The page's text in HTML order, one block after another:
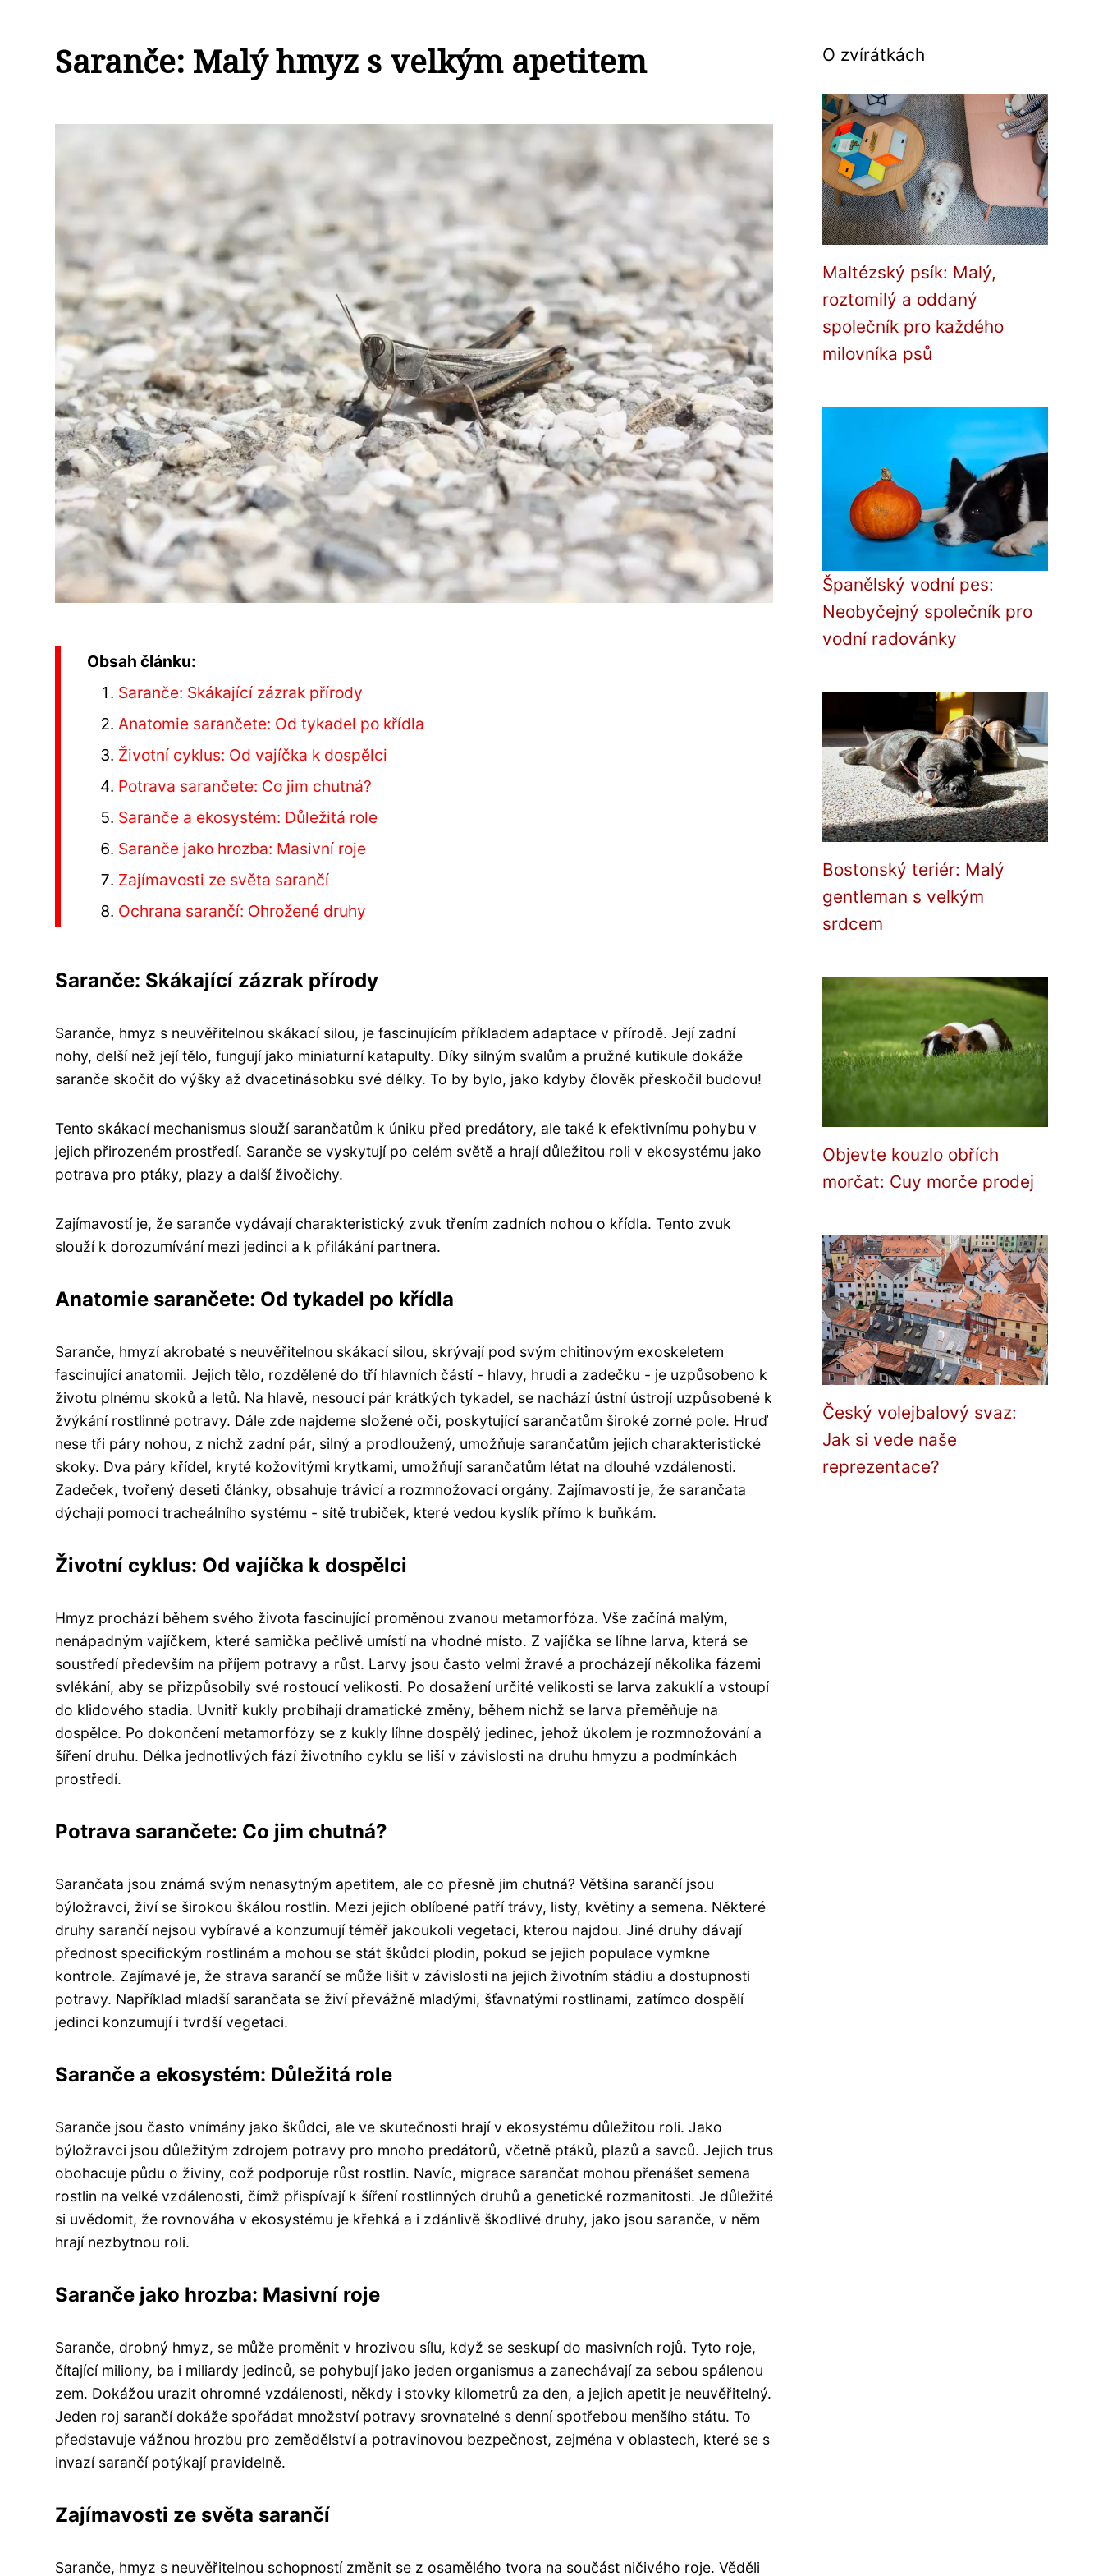
Saranče: Malý hmyz s velkým apetitem
Obsah článku:
Saranče: Skákající zázrak přírody
Anatomie sarančete: Od tykadel po křídla
Životní cyklus: Od vajíčka k dospělci
Potrava sarančete: Co jim chutná?
Saranče a ekosystém: Důležitá role
Saranče jako hrozba: Masivní roje
Zajímavosti ze světa sarančí
Ochrana sarančí: Ohrožené druhy
Saranče: Skákající zázrak přírody
Saranče, hmyz s neuvěřitelnou skákací silou, je fascinujícím příkladem adaptace v přírodě. Její zadní
nohy, delší než její tělo, fungují jako miniaturní katapulty. Díky silným svalům a pružné kutikule dokáže
saranče skočit do výšky až dvacetinásobku své délky. To by bylo, jako kdyby člověk přeskočil budovu!
Tento skákací mechanismus slouží sarančatům k úniku před predátory, ale také k efektivnímu pohybu v
jejich přirozeném prostředí. Saranče se vyskytují po celém světě a hrají důležitou roli v ekosystému jako
potrava pro ptáky, plazy a další živočichy.
Zajímavostí je, že saranče vydávají charakteristický zvuk třením zadních nohou o křídla. Tento zvuk
slouží k dorozumívání mezi jedinci a k přilákání partnera.
Anatomie sarančete: Od tykadel po křídla
Saranče, hmyzí akrobaté s neuvěřitelnou skákací silou, skrývají pod svým chitinovým exoskeletem
fascinující anatomii. Jejich tělo, rozdělené do tří hlavních částí - hlavy, hrudi a zadečku - je uzpůsobeno k
životu plnému skoků a letů. Na hlavě, nesoucí pár krátkých tykadel, se nachází ústní ústrojí uzpůsobené k
žvýkání rostlinné potravy. Dále zde najdeme složené oči, poskytující sarančatům široké zorné pole. Hruď
nese tři páry nohou, z nichž zadní pár, silný a prodloužený, umožňuje sarančatům jejich charakteristické
skoky. Dva páry křídel, kryté kožovitými krytkami, umožňují sarančatům létat na dlouhé vzdálenosti.
Zadeček, tvořený deseti články, obsahuje trávicí a rozmnožovací orgány. Zajímavostí je, že sarančata
dýchají pomocí tracheálního systému - sítě trubiček, které vedou kyslík přímo k buňkám.
Životní cyklus: Od vajíčka k dospělci
Hmyz prochází během svého života fascinující proměnou zvanou metamorfóza. Vše začíná malým,
nenápadným vajíčkem, které samička pečlivě umístí na vhodné místo. Z vajíčka se líhne larva, která se
soustředí především na příjem potravy a růst. Larvy jsou často velmi žravé a procházejí několika fázemi
svlékání, aby se přizpůsobily své rostoucí velikosti. Po dosažení určité velikosti se larva zakuklí a vstoupí
do klidového stadia. Uvnitř kukly probíhají dramatické změny, během nichž se larva přeměňuje na
dospělce. Po dokončení metamorfózy se z kukly líhne dospělý jedinec, jehož úkolem je rozmnožování a
šíření druhu. Délka jednotlivých fází životního cyklu se liší v závislosti na druhu hmyzu a podmínkách
prostředí.
Potrava sarančete: Co jim chutná?
Sarančata jsou známá svým nenasytným apetitem, ale co přesně jim chutná? Většina sarančí jsou
býložravci, živí se širokou škálou rostlin. Mezi jejich oblíbené patří trávy, listy, květiny a semena. Některé
druhy sarančí nejsou vybíravé a konzumují téměř jakoukoli vegetaci, kterou najdou. Jiné druhy dávají
přednost specifickým rostlinám a mohou se stát škůdci plodin, pokud se jejich populace vymkne
kontrole. Zajímavé je, že strava sarančí se může lišit v závislosti na jejich životním stádiu a dostupnosti
potravy. Například mladší sarančata se živí převážně mladými, šťavnatými rostlinami, zatímco dospělí
jedinci konzumují i ​​tvrdší vegetaci.
Saranče a ekosystém: Důležitá role
Saranče jsou často vnímány jako škůdci, ale ve skutečnosti hrají v ekosystému důležitou roli. Jako
býložravci jsou důležitým zdrojem potravy pro mnoho predátorů, včetně ptáků, plazů a savců. Jejich trus
obohacuje půdu o živiny, což podporuje růst rostlin. Navíc, migrace sarančat mohou přenášet semena
rostlin na velké vzdálenosti, čímž přispívají k šíření rostlinných druhů a genetické rozmanitosti. Je důležité
si uvědomit, že rovnováha v ekosystému je křehká a i zdánlivě škodlivé druhy, jako jsou saranče, v něm
hrají nezbytnou roli.
Saranče jako hrozba: Masivní roje
Saranče, drobný hmyz, se může proměnit v hrozivou sílu, když se seskupí do masivních rojů. Tyto roje,
čítající miliony, ba i miliardy jedinců, se pohybují jako jeden organismus a zanechávají za sebou spálenou
zem. Dokážou urazit ohromné vzdálenosti, někdy i stovky kilometrů za den, a jejich apetit je neuvěřitelný.
Jeden roj sarančí dokáže spořádat množství potravy srovnatelné s denní spotřebou menšího státu. To
představuje vážnou hrozbu pro zemědělství a potravinovou bezpečnost, zejména v oblastech, které se s
invazí sarančí potýkají pravidelně.
Zajímavosti ze světa sarančí
Saranče, hmyz s neuvěřitelnou schopností změnit se z osamělého tvora na součást ničivého roje. Věděli
O zvírátkách
Maltézský psík: Malý,
roztomilý a oddaný
společník pro každého
milovníka psů
Španělský vodní pes:
Neobyčejný společník pro
vodní radovánky
Bostonský teriér: Malý
gentleman s velkým
srdcem
Objevte kouzlo obřích
morčat: Cuy morče prodej
Český volejbalový svaz:
Jak si vede naše
reprezentace?